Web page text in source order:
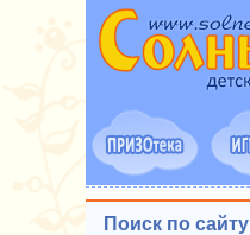
Поиск по сайту